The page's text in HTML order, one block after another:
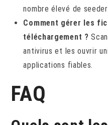
nombre élevé de
Comment gérer les
téléchargement ?
antivirus et les ouvrir
applications fiables.
FAQ